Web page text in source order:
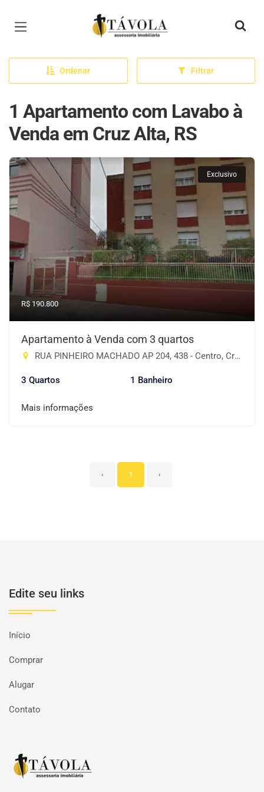
Página inicial
Ordenar Filtrar
1 Apartamento com Lavabo à
Venda em Cruz Alta, RS
Exclusivo
R$ 190.800
Apartamento à Venda com 3 quartos
RUA PINHEIRO MACHADO AP 204, 438 - Centro, Cruz Alta-RS
3 Quartos 1 Banheiro
Mais informações
‹ 1 ›
Edite seu links
Início
Comprar
Alugar
Contato
Página inicial